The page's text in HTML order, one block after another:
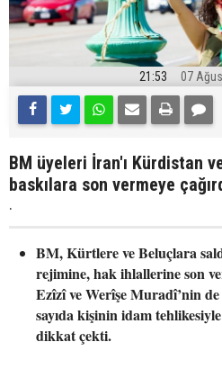
21:53 07
BM üyeleri İran'ı Kürdistan
baskılara son vermeye
.
BM, Kürtlere ve Beluçlara
rejimine, hak ihlallerine son
Ezîzî ve Werîşe Muradî’nin
sayıda kişinin idam
dikkat çekti.